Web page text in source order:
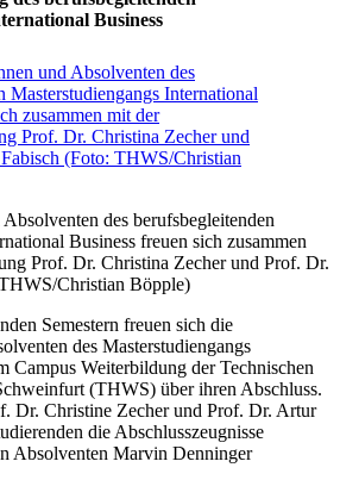
Business
des berufsbegleitenden
Business freuen sich zusammen
Prof. Dr. Christina Zecher und Prof. Dr.
Christian Böpple)
Semestern freuen sich die
des Masterstudiengangs
Campus Weiterbildung der Technischen
(THWS) über ihren Abschluss.
Dr. Christine Zecher und Prof. Dr. Artur
die Abschlusszeugnisse
Absolventen Marvin Denninger